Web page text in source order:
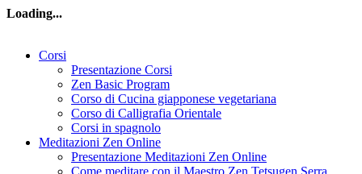
Loading...
Corsi
Presentazione Corsi
Zen Basic Program
Corso di Cucina giapponese vegetariana
Corso di Calligrafia Orientale
Corsi in spagnolo
Meditazioni Zen Online
Presentazione Meditazioni Zen Online
Come meditare con il Maestro Zen Tetsugen Serra